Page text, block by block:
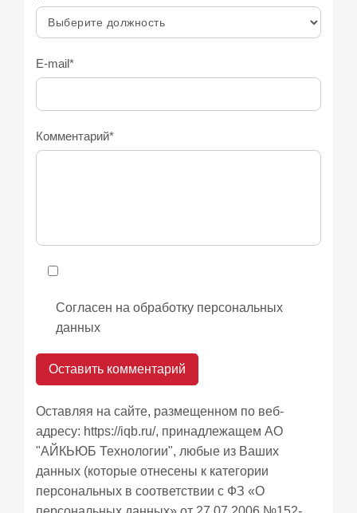
E-mail*
Комментарий*
Согласен на обработку персональных
данных
Оставляя на сайте, размещенном по веб-
адресу: https://iqb.ru/, принадлежащем АО
"АЙКЬЮБ Технологии", любые из Ваших
данных (которые отнесены к категории
персональных в соответствии с ФЗ «О